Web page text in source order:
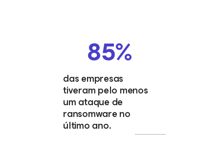
85%
das empresas
tiveram pelo menos
um ataque de
ransomware no
último ano.